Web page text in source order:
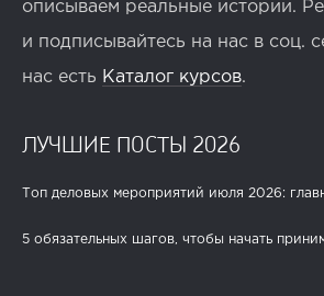
описываем реальные истории.
и подписывайтесь на нас в соц.
нас есть Каталог курсов.
ЛУЧШИЕ ПОСТЫ 2026
Топ деловых мероприятий июля 2026:
5 обязательных шагов, чтобы начать